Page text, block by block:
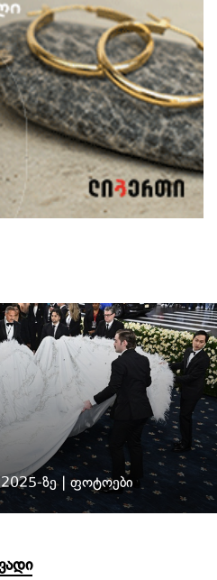
ზე | ფოტოები